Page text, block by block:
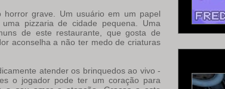
grave. Um usuário em um papel
pizzaria de cidade pequena. Uma
de este restaurante, que gosta de
aconselha a não ter medo de criaturas
atender os brinquedos ao vivo -
o jogador pode ter um coração para